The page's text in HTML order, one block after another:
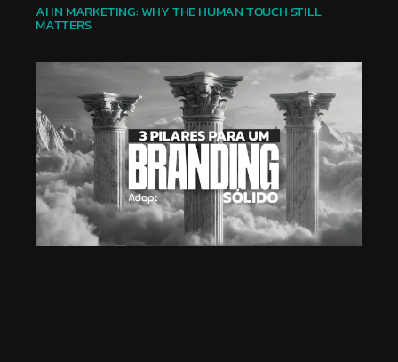
AI IN MARKETING: WHY THE HUMAN TOUCH STILL
MATTERS